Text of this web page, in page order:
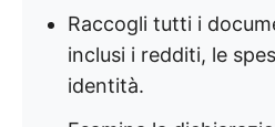
Raccogli tutti i
inclusi i redditi, le
identità.